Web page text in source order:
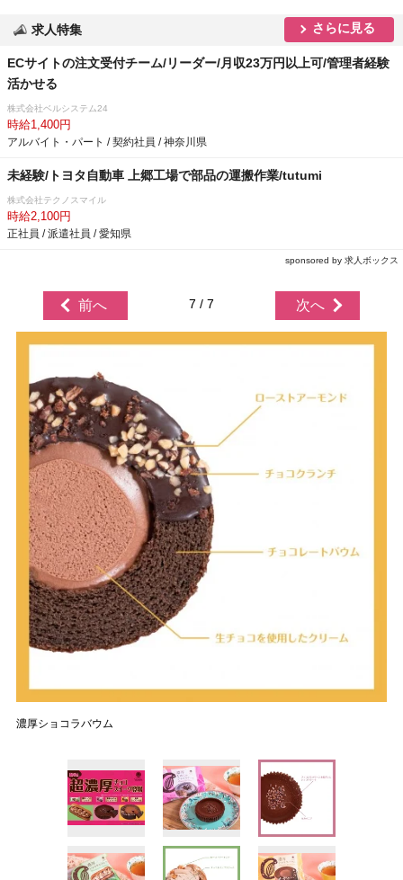
求人特集 さらに見る
ECサイトの注文受付チーム/リーダー/月収23万円以上可/管理者経験
活かせる
株式会社ベルシステム24
時給1,400円
アルバイト・パート / 契約社員 / 神奈川県
未経験/トヨタ自動車 上郷工場で部品の運搬作業/tutumi
株式会社テクノスマイル
時給2,100円
正社員 / 派遣社員 / 愛知県
sponsored by 求人ボックス
前へ 7 / 7 次へ
濃厚ショコラバウム